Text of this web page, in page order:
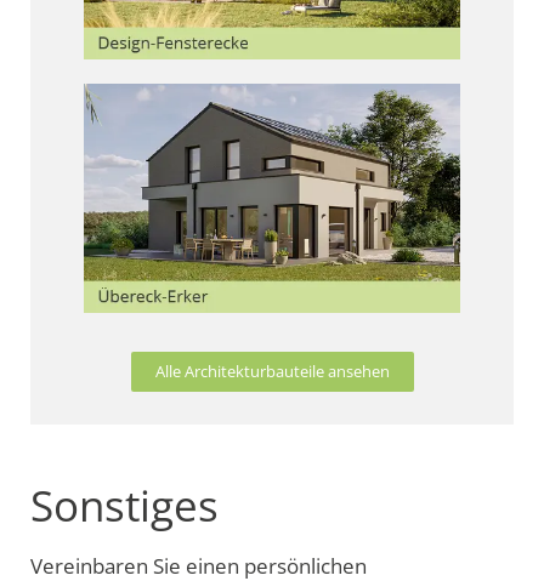
Alle Architekturbauteile ansehen
Sonstiges
Vereinbaren Sie einen persönlichen